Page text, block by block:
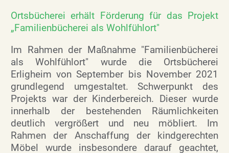
Ortsbücherei erhält Förderung für das Projekt
„Familienbücherei als Wohlfühlort"
Im Rahmen der Maßnahme "Familienbücherei
als Wohlfühlort" wurde die Ortsbücherei
Erligheim von September bis November 2021
grundlegend umgestaltet. Schwerpunkt des
Projekts war der Kinderbereich. Dieser wurde
innerhalb der bestehenden Räumlichkeiten
deutlich vergrößert und neu möbliert. Im
Rahmen der Anschaffung der kindgerechten
Möbel wurde insbesondere darauf geachtet,